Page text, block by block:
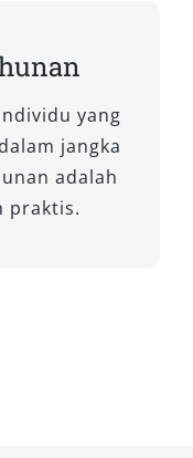
Sewa
bisnis ke
atau
yang
jangka
adalah
praktis.